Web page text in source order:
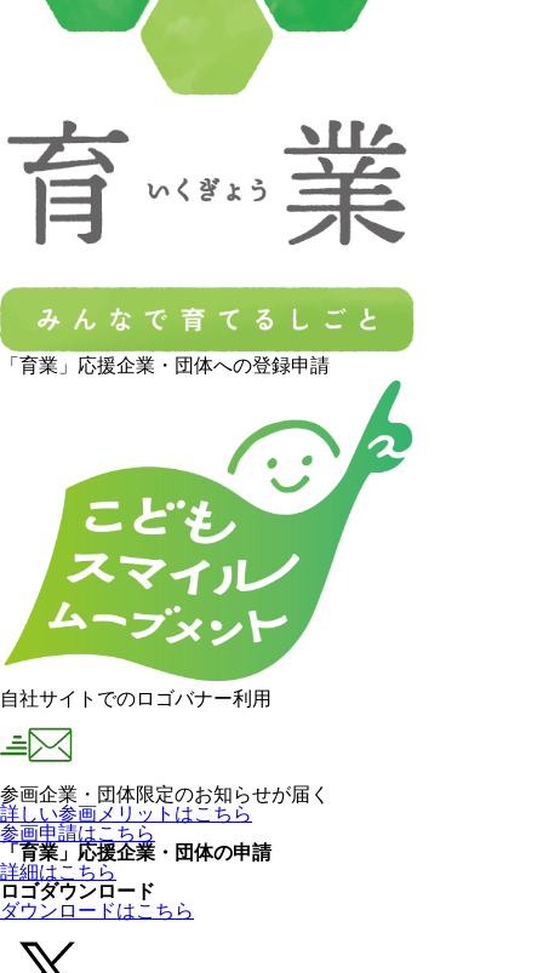
「育業」応援企業・団体への登録申請
自社サイトでのロゴバナー利用
参画企業・団体限定のお知らせが届く
詳しい参画メリットはこちら
参画申請はこちら
「育業」応援企業・団体の申請
詳細はこちら
ロゴダウンロード
ダウンロードはこちら